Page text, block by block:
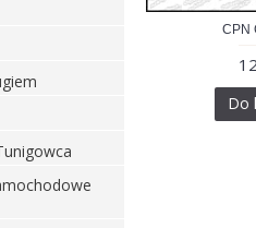
CPN
Do